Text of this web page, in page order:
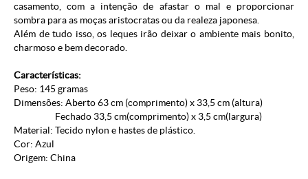
casamento, com a intenção de afastar o mal e proporcionar
sombra para as moças aristocratas ou da realeza japonesa.
Além de tudo isso, os leques irão deixar o ambiente mais bonito,
charmoso e bem decorado.
Características:
Peso: 145 gramas
Dimensões: Aberto 63 cm (comprimento) x 33,5 cm (altura)
Fechado 33,5 cm(comprimento) x 3,5 cm(largura)
Material: Tecido nylon e hastes de plástico.
Cor: Azul
Origem: China